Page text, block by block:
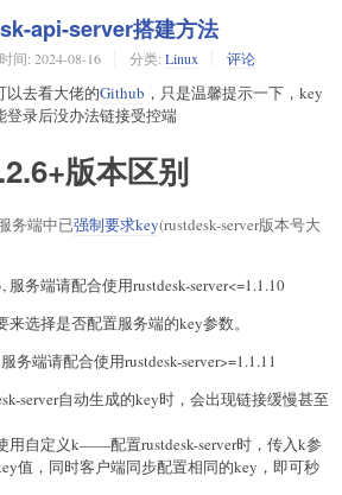
api-server搭建方法
时间: 2024-08-16 分类: Linux 评论
以去看大佬的Github ，只是温馨提示一下，key
登录后没办法链接受控端
版本区别
务端中已强制要求key(rustdesk-server版本号大
服务端请配合使用rustdesk-server<=1.1.10
来选择是否配置服务端的key参数。
务端请配合使用rustdesk-server>=1.1.11
server自动生成的key时，会出现链接缓慢甚至
用自定义k——配置rustdesk-server时，传入k参
值，同时客户端同步配置相同的key，即可秒